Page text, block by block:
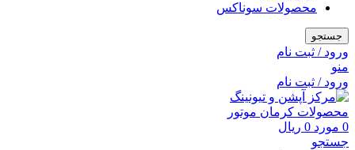
محصولات سوناکس
جستجو
ورود / ثبت نام
منو
ورود / ثبت نام
0 مورد 0 ریال
جستجو